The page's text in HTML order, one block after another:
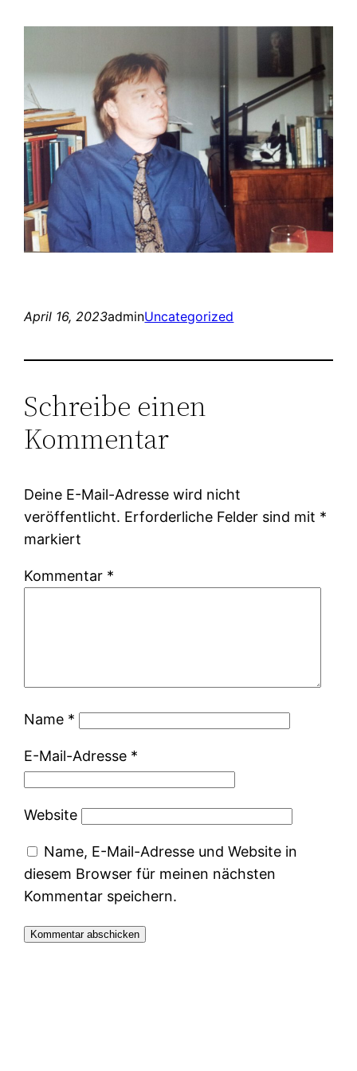
April 16, 2023adminUncategorized
Schreibe einen
Kommentar
Deine E-Mail-Adresse wird nicht
veröffentlicht. Erforderliche Felder sind mit *
markiert
Kommentar *
Name *
E-Mail-Adresse *
Website
Name, E-Mail-Adresse und Website in
diesem Browser für meinen nächsten
Kommentar speichern.